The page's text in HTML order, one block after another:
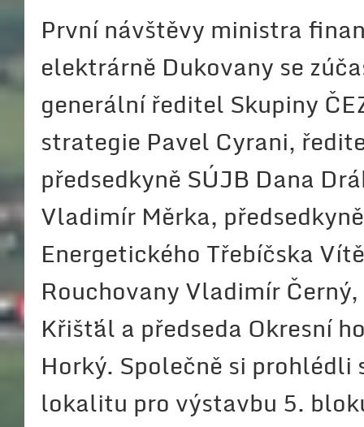
První návštěvy ministra
elektrárně Dukovany se
generální ředitel Skupiny
strategie Pavel Cyrani,
předsedkyně SÚJB Dana
Vladimír Měrka,
Energetického Třebíčska
Rouchovany Vladimír
Křišťál a předseda Okresní
Horký. Společně si
lokalitu pro výstavbu 5.